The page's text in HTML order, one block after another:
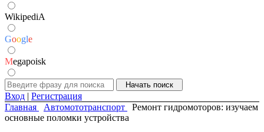
WikipediA
Google
Megapoisk
Вход | Регистрация
Главная
Автомототранспорт
Ремонт гидромоторов: изучаем
основные поломки устройства